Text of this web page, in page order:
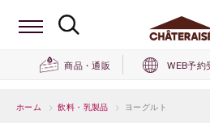
商品・通販 WEB予約
ホーム > 飲料・乳製品 > ヨーグルト